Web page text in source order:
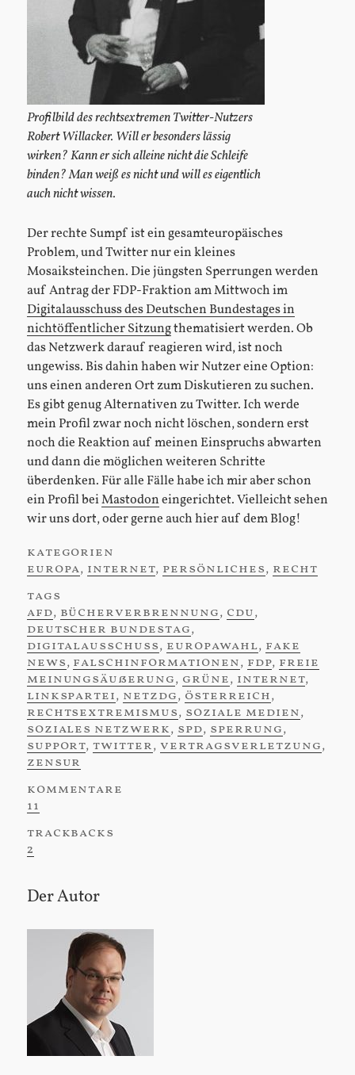
Profilbild des rechtsextremen Twitter-Nutzers
Robert Willacker. Will er besonders lässig
wirken? Kann er sich alleine nicht die Schleife
binden? Man weiß es nicht und will es eigentlich
auch nicht wissen.
Der rechte Sumpf ist ein gesamteuropäisches
Problem, und Twitter nur ein kleines
Mosaiksteinchen. Die jüngsten Sperrungen werden
auf Antrag der FDP-Fraktion am Mittwoch im
Digitalausschuss des Deutschen Bundestages in
nichtöffentlicher Sitzungthematisiert werden. Ob
das Netzwerk darauf reagieren wird, ist noch
ungewiss. Bis dahin haben wir Nutzer eine Option:
uns einen anderen Ort zum Diskutieren zu suchen.
Es gibt genug Alternativen zu Twitter. Ich werde
mein Profil zwar noch nicht löschen, sondern erst
noch die Reaktion auf meinen Einspruchs abwarten
und dann die möglichen weiteren Schritte
überdenken. Für alle Fälle habe ich mir aber schon
ein Profil beiMastodoneingerichtet. Vielleicht sehen
wir uns dort, oder gerne auch hier auf dem Blog!
kategorien
europa, internet, persönliches, recht
tags
afd, bücherverbrennung, cdu,
deutscher bundestag,
digitalausschuss, europawahl, fake
news, falschinformationen, fdp, freie
meinungsäußerung, grüne, internet,
linkspartei, netzdg, österreich,
rechtsextremismus, soziale medien,
soziales netzwerk, spd, sperrung,
support,twitter,vertragsverletzung,
zensur
kommentare
11
trackbacks
2
Sidebar
Der Autor